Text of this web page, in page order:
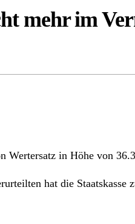
mehr im
Wertersatz in Höhe von
hat die Staatskasse